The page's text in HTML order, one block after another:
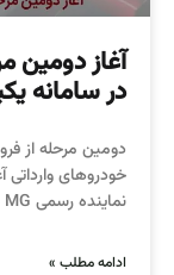
آغاز
در سامانه
دومین مرحله از
خودروهای وارداتی
نماینده رسمی MG در
ادامه مطلب »